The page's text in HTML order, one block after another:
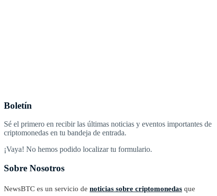
Boletín
Sé el primero en recibir las últimas noticias y eventos importantes de
criptomonedas en tu bandeja de entrada.
¡Vaya! No hemos podido localizar tu formulario.
Sobre Nosotros
NewsBTC es un servicio de noticias sobre criptomonedas que